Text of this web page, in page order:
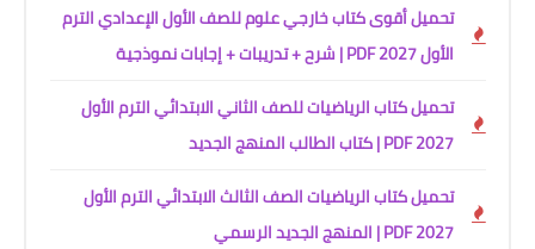
تحميل أقوى كتاب خارجي علوم للصف الأول الإعدادي الترم
الأول 2027 PDF | شرح + تدريبات + إجابات نموذجية
تحميل كتاب الرياضيات للصف الثاني الابتدائي الترم الأول
2027 PDF | كتاب الطالب المنهج الجديد
تحميل كتاب الرياضيات الصف الثالث الابتدائي الترم الأول
2027 PDF | المنهج الجديد الرسمي